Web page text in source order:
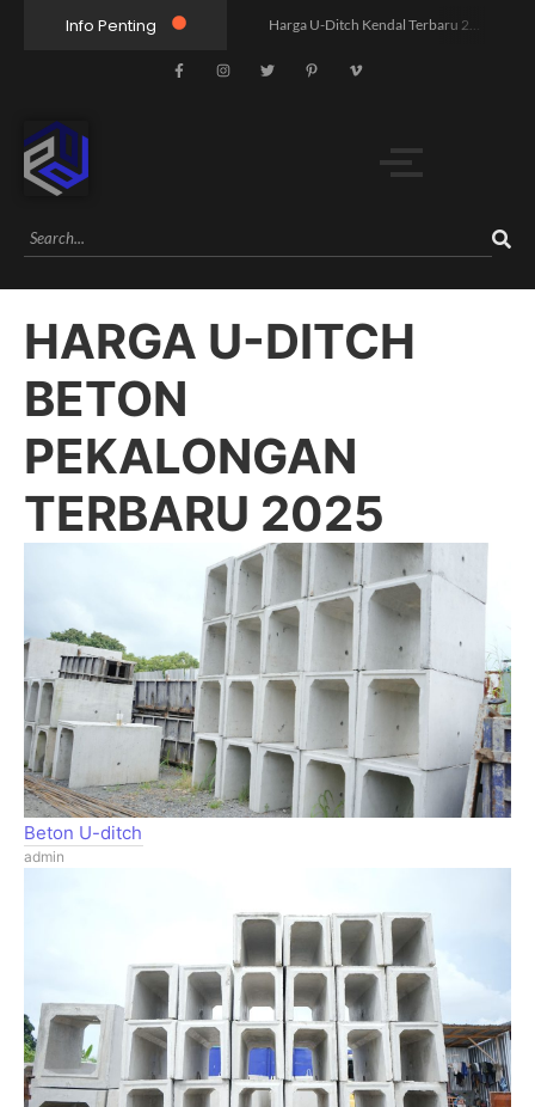
Info Penting Harga U-Ditch Kendal Terbaru 2026 | Supplier Precast Berkualitas Free Pengiriman
Jual Paving Block Semarang: Mana Lebih Unggul, Harga atau Kualitas?
Harga U Ditch 80x80x120: Pandangan Humanis yang Buka Mata Pasar
HARGA U-DITCH
BETON
PEKALONGAN
TERBARU 2025
Beton U-ditch
admin